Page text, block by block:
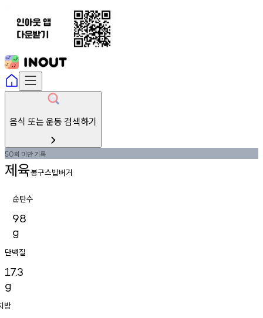
음식 또는 운동 검색하기
50회 미만기록
제육봉구스밥버거
순탄수
98
g
단백질
17.3
g
방